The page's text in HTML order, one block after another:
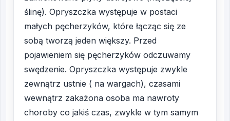
ślinę). Opryszczka występuje w postaci
małych pęcherzyków, które łącząc się ze
sobą tworzą jeden większy. Przed
pojawieniem się pęcherzyków odczuwamy
swędzenie. Opryszczka występuje zwykle
zewnątrz ustnie ( na wargach), czasami
wewnątrz zakażona osoba ma nawroty
choroby co jakiś czas, zwykle w tym samym